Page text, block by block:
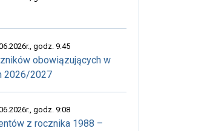
godz. 9:45
obowiązujących w
2026/2027
godz. 9:08
z rocznika 1988 –